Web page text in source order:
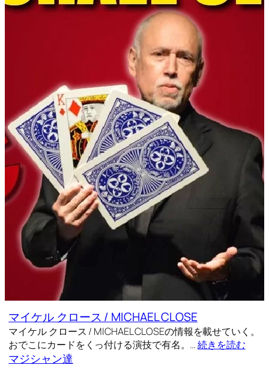
マイケル クロース / MICHAEL CLOSE
マイケル クロース / MICHAEL CLOSEの情報を載せていく。
おでこにカードをくっ付ける演技で有名。…続きを読む
マジシャン達